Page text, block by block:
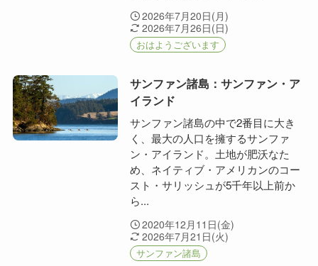
2026年7月20日(月)
2026年7月26日(日)
おはようございます
サンファン諸島：サンファン・ア
イランド
サンファン諸島の中で2番目に大き
く、最大の人口を擁するサンファ
ン・アイランド。土地が肥沃なた
め、ネイティブ・アメリカンのコー
スト・サリッシュが5千年以上前か
ら...
2020年12月11日(金)
2026年7月21日(火)
サンファン諸島